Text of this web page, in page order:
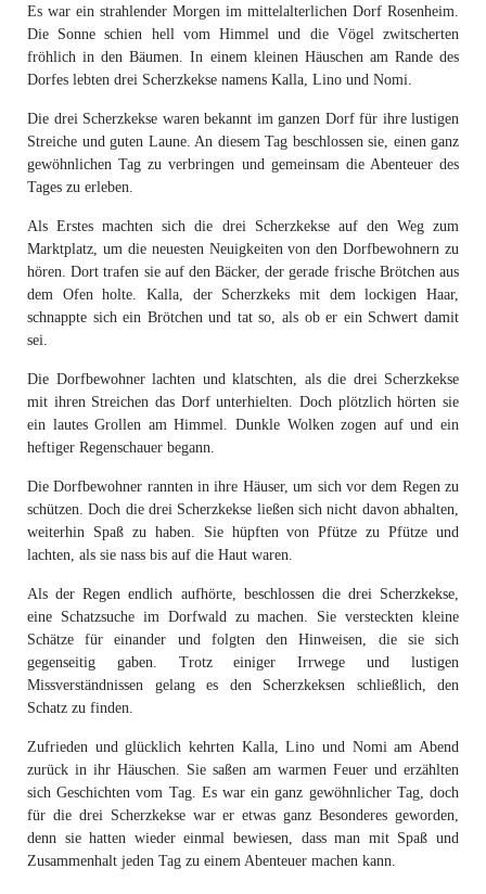
Es war ein strahlender Morgen im mittelalterlichen Dorf Rosenheim.
Die Sonne schien hell vom Himmel und die Vögel zwitscherten
fröhlich in den Bäumen. In einem kleinen Häuschen am Rande des
Dorfes lebten drei Scherzkekse namens Kalla, Lino und Nomi.
Die drei Scherzkekse waren bekannt im ganzen Dorf für ihre lustigen
Streiche und guten Laune. An diesem Tag beschlossen sie, einen ganz
gewöhnlichen Tag zu verbringen und gemeinsam die Abenteuer des
Tages zu erleben.
Als Erstes machten sich die drei Scherzkekse auf den Weg zum
Marktplatz, um die neuesten Neuigkeiten von den Dorfbewohnern zu
hören. Dort trafen sie auf den Bäcker, der gerade frische Brötchen aus
dem Ofen holte. Kalla, der Scherzkeks mit dem lockigen Haar,
schnappte sich ein Brötchen und tat so, als ob er ein Schwert damit
sei.
Die Dorfbewohner lachten und klatschten, als die drei Scherzkekse
mit ihren Streichen das Dorf unterhielten. Doch plötzlich hörten sie
ein lautes Grollen am Himmel. Dunkle Wolken zogen auf und ein
heftiger Regenschauer begann.
Die Dorfbewohner rannten in ihre Häuser, um sich vor dem Regen zu
schützen. Doch die drei Scherzkekse ließen sich nicht davon abhalten,
weiterhin Spaß zu haben. Sie hüpften von Pfütze zu Pfütze und
lachten, als sie nass bis auf die Haut waren.
Als der Regen endlich aufhörte, beschlossen die drei Scherzkekse,
eine Schatzsuche im Dorfwald zu machen. Sie versteckten kleine
Schätze für einander und folgten den Hinweisen, die sie sich
gegenseitig gaben. Trotz einiger Irrwege und lustigen
Missverständnissen gelang es den Scherzkeksen schließlich, den
Schatz zu finden.
Zufrieden und glücklich kehrten Kalla, Lino und Nomi am Abend
zurück in ihr Häuschen. Sie saßen am warmen Feuer und erzählten
sich Geschichten vom Tag. Es war ein ganz gewöhnlicher Tag, doch
für die drei Scherzkekse war er etwas ganz Besonderes geworden,
denn sie hatten wieder einmal bewiesen, dass man mit Spaß und
Zusammenhalt jeden Tag zu einem Abenteuer machen kann.